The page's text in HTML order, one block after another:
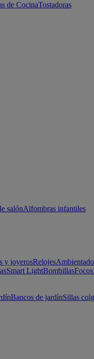
de CocinaTostadoras
salónAlfombras infantiles
y joyerosRelojes
Smart LightBombillasFocos
Bancos de jardínSillas